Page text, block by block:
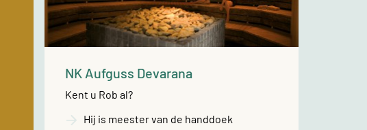
NK Aufguss Devarana
Kent u Rob al?
Hij is meester van de handdoek